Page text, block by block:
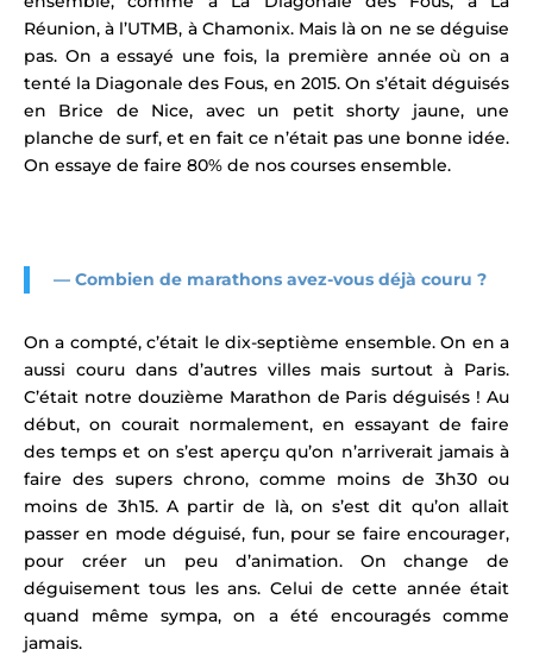
Réunion, à l’UTMB, à Chamonix. Mais là on ne se déguise
pas. On a essayé une fois, la première année où on a
tenté la Diagonale des Fous, en 2015. On s’était déguisés
en Brice de Nice, avec un petit shorty jaune, une
planche de surf, et en fait ce n’était pas une bonne idée.
On essaye de faire 80% de nos courses ensemble.
— Combien de marathons avez-vous déjà couru ?
On a compté, c’était le dix-septième ensemble. On en a
aussi couru dans d’autres villes mais surtout à Paris.
C’était notre douzième Marathon de Paris déguisés ! Au
début, on courait normalement, en essayant de faire
des temps et on s’est aperçu qu’on n’arriverait jamais à
faire des supers chrono, comme moins de 3h30 ou
moins de 3h15. A partir de là, on s’est dit qu’on allait
passer en mode déguisé, fun, pour se faire encourager,
pour créer un peu d’animation. On change de
déguisement tous les ans. Celui de cette année était
quand même sympa, on a été encouragés comme
jamais.